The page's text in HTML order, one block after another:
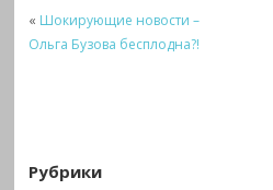
« Шокирующие новости –
Ольга Бузова бесплодна?!
Рубрики